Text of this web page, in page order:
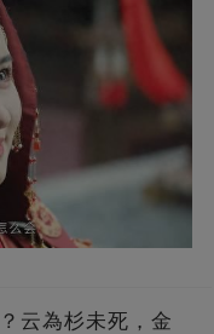
云為杉未死，金